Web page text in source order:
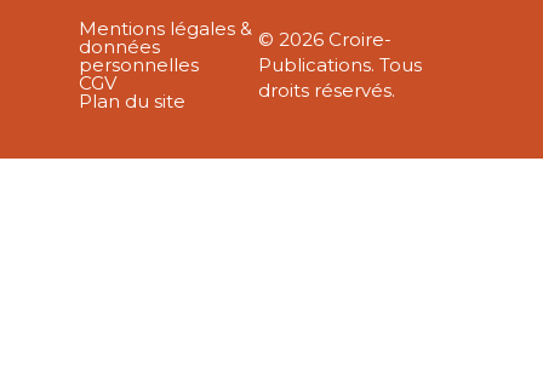
Mentions légales &
données
personnelles
CGV
Plan du site
© 2026 Croire-
Publications. Tous
droits réservés.